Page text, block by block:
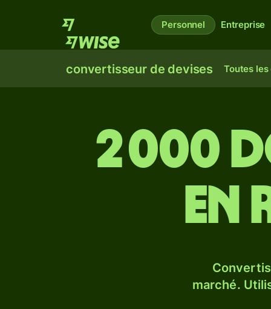
Personnel Entreprise
convertisseur de devises Toutes les
2 000
en
marché.